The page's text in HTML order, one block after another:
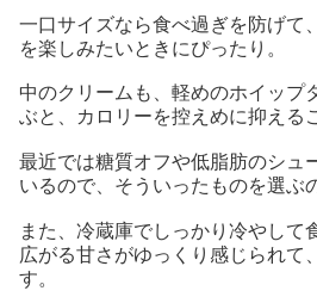
一口サイズなら食べ過ぎを防げて
を楽しみたいときにぴったり。
中のクリームも、軽めのホイップ
ぶと、カロリーを控えめに抑える
最近では糖質オフや低脂肪のシュ
いるので、そういったものを選ぶ
また、冷蔵庫でしっかり冷やして
広がる甘さがゆっくり感じられて
す。